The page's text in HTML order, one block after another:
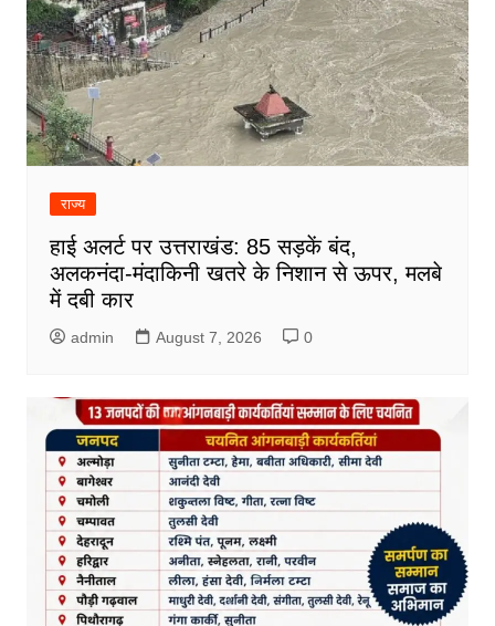
राज्य
हाई अलर्ट पर उत्तराखंड: 85 सड़कें बंद,
अलकनंदा-मंदाकिनी खतरे के निशान से ऊपर, मलबे
में दबी कार
admin August 7, 2026 0